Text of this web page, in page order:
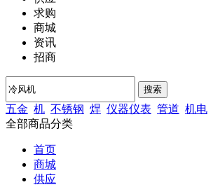
求购
商城
资讯
招商
搜索
五金 机 不锈钢 焊 仪器仪表 管道 机电
全部商品分类
首页
商城
供应